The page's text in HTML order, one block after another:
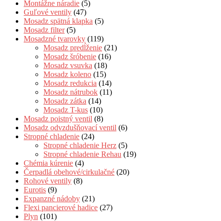
Montážne náradie (5)
Guľové ventily (47)
Mosadz spätná klapka (5)
Mosadz filter (5)
Mosadzné tvarovky (119)
Mosadz predĺženie (21)
Mosadz šróbenie (16)
Mosadz vsuvka (18)
Mosadz koleno (15)
Mosadz redukcia (14)
Mosadz nátrubok (11)
Mosadz zátka (14)
Mosadz T-kus (10)
Mosadz poistný ventil (8)
Mosadz odvzdušňovací ventil (6)
Stropné chladenie (24)
Stropné chladenie Herz (5)
Stropné chladenie Rehau (19)
Chémia kúrenie (4)
Čerpadlá obehové/cirkulačné (20)
Rohové ventily (8)
Eurotis (9)
Expanzné nádoby (21)
Flexi pancierové hadice (27)
Plyn (101)